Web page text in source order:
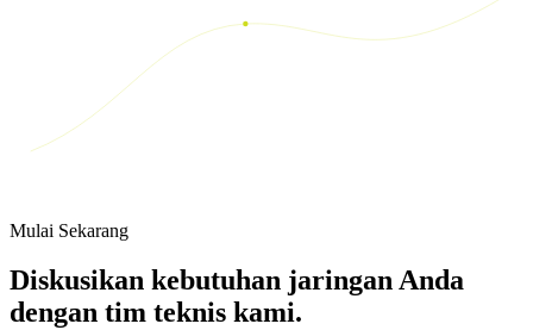
Mulai Sekarang
Diskusikan kebutuhan jaringan Anda
dengan tim teknis kami.